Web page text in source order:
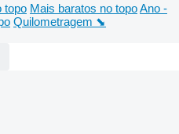
topo Mais baratos no topoAno -
Quilometragem ⬊